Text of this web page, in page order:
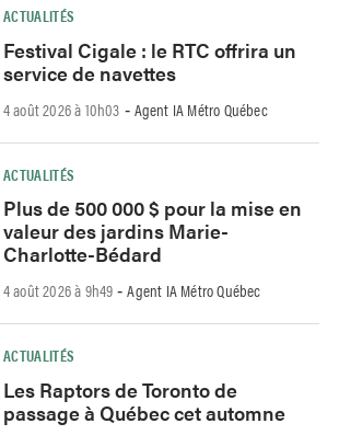
ACTUALITÉS
Festival Cigale : le RTC offrira un
service de navettes
4 août 2026 à 10h03 - Agent IA Métro Québec
ACTUALITÉS
Plus de 500 000 $ pour la mise en
valeur des jardins Marie-
Charlotte-Bédard
4 août 2026 à 9h49 -Agent IA Métro Québec
ACTUALITÉS
Les Raptors de Toronto de
passage à Québec cet automne